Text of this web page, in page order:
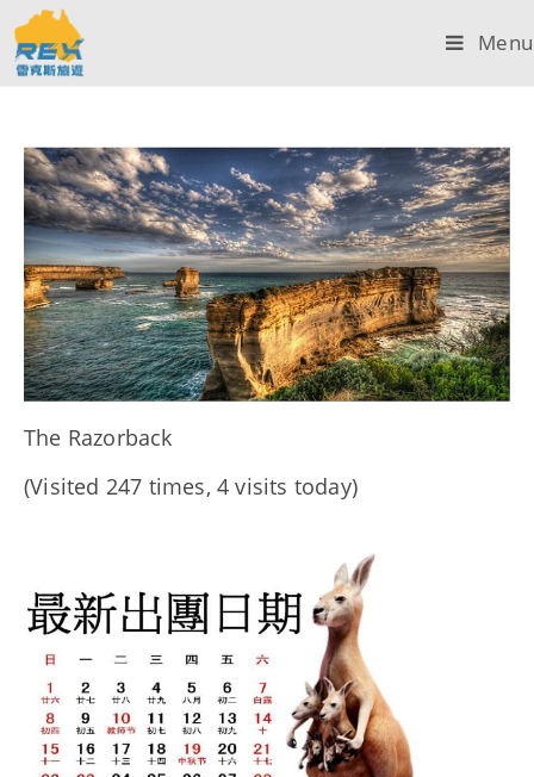
Menu
The Razorback
(Visited 247 times, 4 visits today)